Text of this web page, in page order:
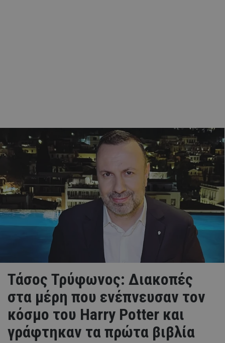
Τάσος Τρύφωνος: Διακοπές
στα μέρη που ενέπνευσαν τον
κόσμο του Harry Potter και
γράφτηκαν τα πρώτα βιβλία